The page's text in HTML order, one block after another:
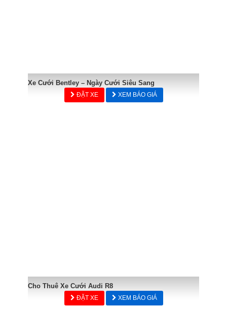
Xe Cưới Bentley – Ngày Cưới Siêu Sang
ĐẶT XE XEM BÁO GIÁ
Cho Thuê Xe Cưới Audi R8
ĐẶT XE XEM BÁO GIÁ